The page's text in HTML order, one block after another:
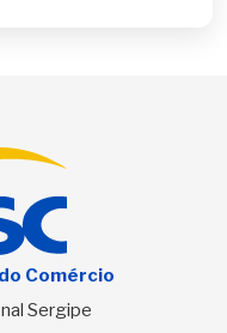
Comércio
Sergipe